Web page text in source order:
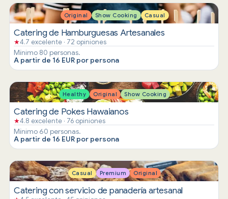
Original Show Cooking Casual
Catering de Hamburguesas Artesanales
★4.7 excelente · 72 opiniones
Mínimo 80 personas.
A partir de 16 EUR por persona
Healthy Original Show Cooking
Catering de Pokes Hawaianos
★4.8 excelente · 76 opiniones
Mínimo 60 personas.
A partir de 16 EUR por persona
Casual Premium Original
Catering con servicio de panadería artesanal